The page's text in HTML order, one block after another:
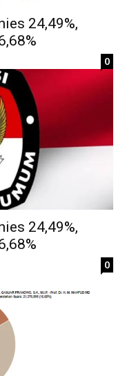
24,49%,
0
24,49%,
0